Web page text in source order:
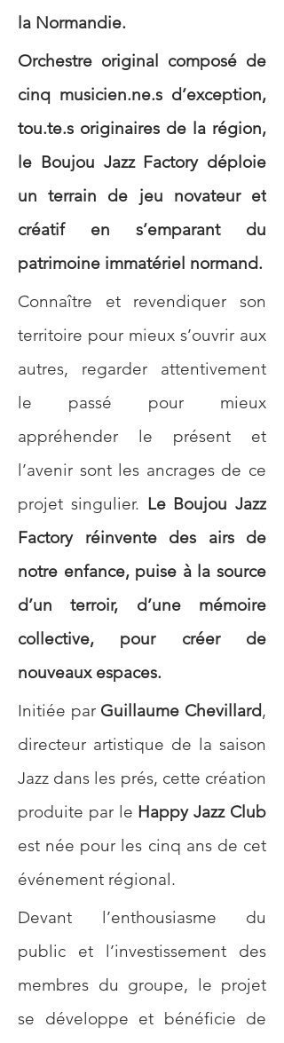
la Normandie.
Orchestre original composé de
cinq musicien.ne.s d’exception,
tou.te.s originaires de la région,
le Boujou Jazz Factory déploie
un terrain de jeu novateur et
créatif en s’emparant du
Connaître et revendiquer son
territoire pour mieux s’ouvrir aux
autres, regarder attentivement
le passé pour mieux
appréhender le présent et
l’avenir sont les ancrages de ce
projet singulier. Le Boujou Jazz
Factory réinvente des airs de
notre enfance, puise à la source
d’un terroir, d’une mémoire
collective, pour créer de
nouveaux espaces.
Initiée par Guillaume Chevillard,
directeur artistique de la saison
Jazz dans les prés, cette création
produite par le Happy Jazz Club
est née pour les cinq ans de cet
événement régional.
Devant l’enthousiasme du
public et l’investissement des
membres du groupe, le projet
se développe et bénéficie de